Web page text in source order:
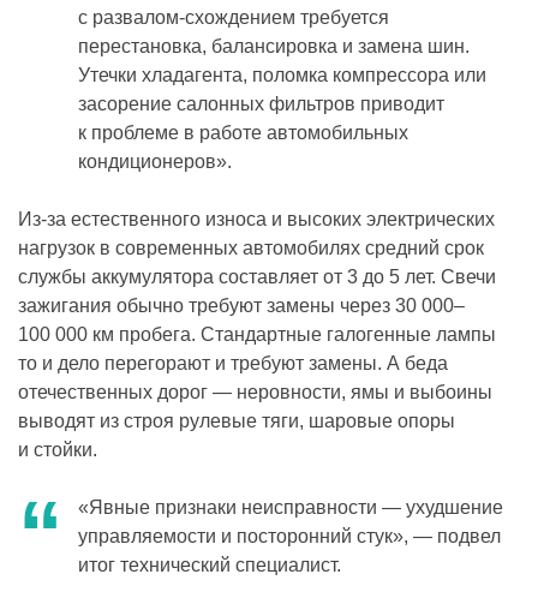
с развалом-схождением требуется
перестановка, балансировка и замена шин.
Утечки хладагента, поломка компрессора или
засорение салонных фильтров приводит
к проблеме в работе автомобильных
кондиционеров».
Из-за естественного износа и высоких электрических
нагрузок в современных автомобилях средний срок
службы аккумулятора составляет от 3 до 5 лет. Свечи
зажигания обычно требуют замены через 30 000–
100 000 км пробега. Стандартные галогенные лампы
то и дело перегорают и требуют замены. А беда
отечественных дорог — неровности, ямы и выбоины
выводят из строя рулевые тяги, шаровые опоры
и стойки.
«Явные признаки неисправности — ухудшение
управляемости и посторонний стук», — подвел
итог технический специалист.